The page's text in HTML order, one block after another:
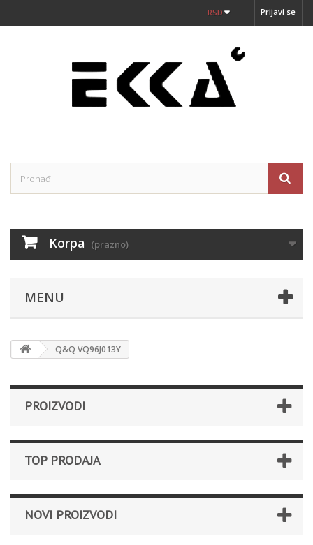
Prijavi se
RSD
Korpa (prazno)
MENU
Q&Q VQ96J013Y
PROIZVODI
TOP PRODAJA
NOVI PROIZVODI